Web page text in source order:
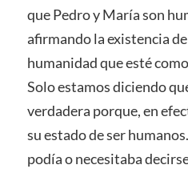
que Pedro y María son
afirmando la existencia
humanidad que esté
Solo estamos diciendo
verdadera porque, en
su estado de ser
podía o necesitaba